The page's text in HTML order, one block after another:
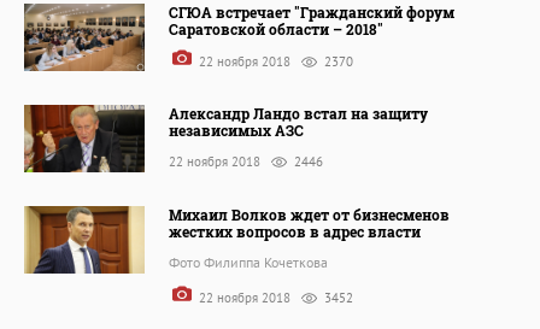
СГЮА встречает "Гражданский форум
Саратовской области – 2018"
22 ноября 2018 2370
Александр Ландо встал на защиту
независимых АЗС
22 ноября 2018 2446
Михаил Волков ждет от бизнесменов
жестких вопросов в адрес власти
Фото Филиппа Кочеткова
22 ноября 2018 3452